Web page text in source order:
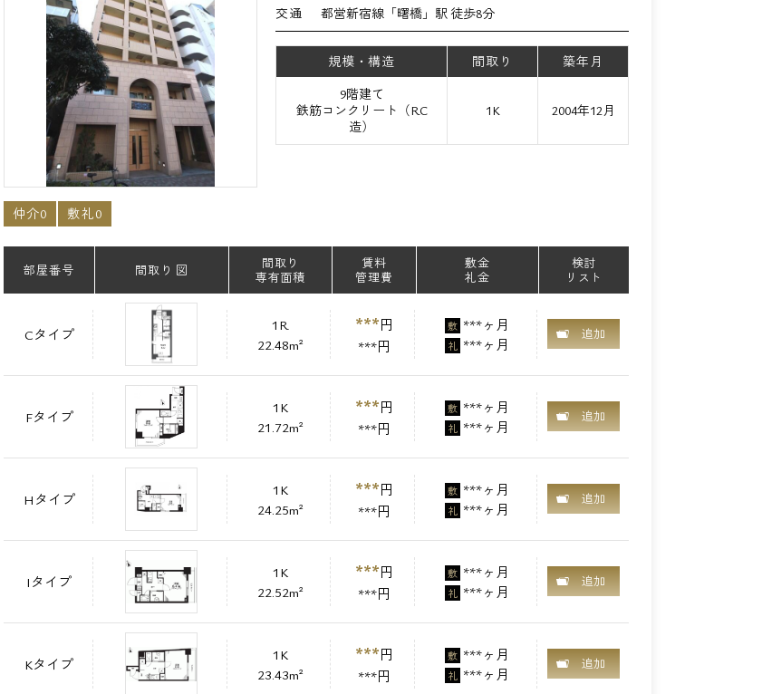
交通 都営新宿線「曙橋」駅 徒歩8分
規模・構造 間取り
築年月
9階建て
鉄筋コンクリート（RC
造）
1K 2004年12月
仲介0 敷礼0
部屋番号 間取り 図
間取り
専有面積
賃料
管理費
敷金
礼金
検討
リスト
Cタイプ
1R
22.48m²
***円
***円
敷 ***ヶ月
礼 ***ヶ月
追加
Fタイプ
1K
21.72m²
***円
***円
敷 ***ヶ月
礼 ***ヶ月
追加
Hタイプ
1K
24.25m²
***円
***円
敷 ***ヶ月
礼 ***ヶ月
追加
Iタイプ
1K
22.52m²
***円
***円
敷 ***ヶ月
礼 ***ヶ月
追加
Kタイプ
1K
23.43m²
***円
***円
敷 ***ヶ月
礼 ***ヶ月
追加